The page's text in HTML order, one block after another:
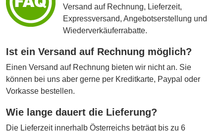
Versand auf Rechnung, Lieferzeit,
Expressversand, Angebotserstellung und
Wiederverkäuferrabatte.
Ist ein Versand auf Rechnung möglich?
Einen Versand auf Rechnung bieten wir nicht an. Sie
können bei uns aber gerne per Kreditkarte, Paypal oder
Vorkasse bestellen.
Wie lange dauert die Lieferung?
Die Lieferzeit innerhalb Österreichs beträgt bis zu 6